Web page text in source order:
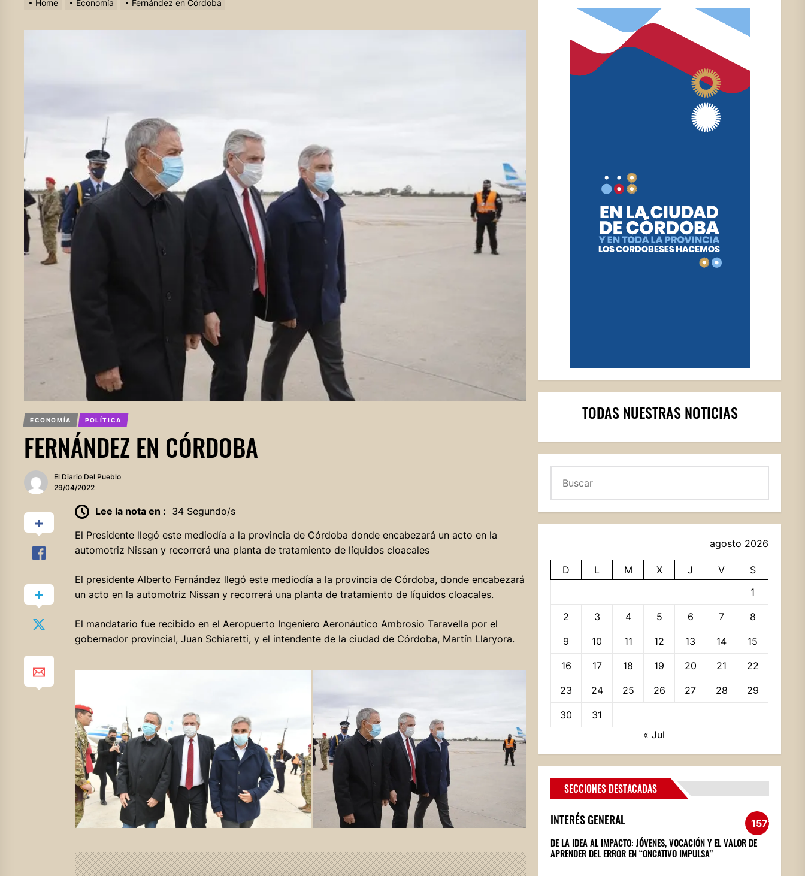
Home Economía Fernández en Córdoba
ECONOMÍA POLÍTICA
FERNÁNDEZ EN CÓRDOBA
El Diario Del Pueblo
29/04/2022
Lee la nota en : 34 Segundo/s
El Presidente llegó este mediodía a la provincia de Córdoba donde encabezará un acto en la
automotriz Nissan y recorrerá una planta de tratamiento de líquidos cloacales
El presidente Alberto Fernández llegó este mediodía a la provincia de Córdoba, donde encabezará
un acto en la automotriz Nissan y recorrerá una planta de tratamiento de líquidos cloacales.
El mandatario fue recibido en el Aeropuerto Ingeniero Aeronáutico Ambrosio Taravella por el
gobernador provincial, Juan Schiaretti, y el intendente de la ciudad de Córdoba, Martín Llaryora.
TODAS NUESTRAS NOTICIAS
agosto 2026
D L M X J V
S
1
2 3 4 5 6 7 8
9 10 11 12 13 14 15
16 17 18 19 20 21 22
23 24 25 26 27 28 29
30
31
« Jul
SECCIONES DESTACADAS
INTERÉS GENERAL 1572
DE LA IDEA AL IMPACTO: JÓVENES, VOCACIÓN Y EL VALOR DE
APRENDER DEL ERROR EN “ONCATIVO IMPULSA”